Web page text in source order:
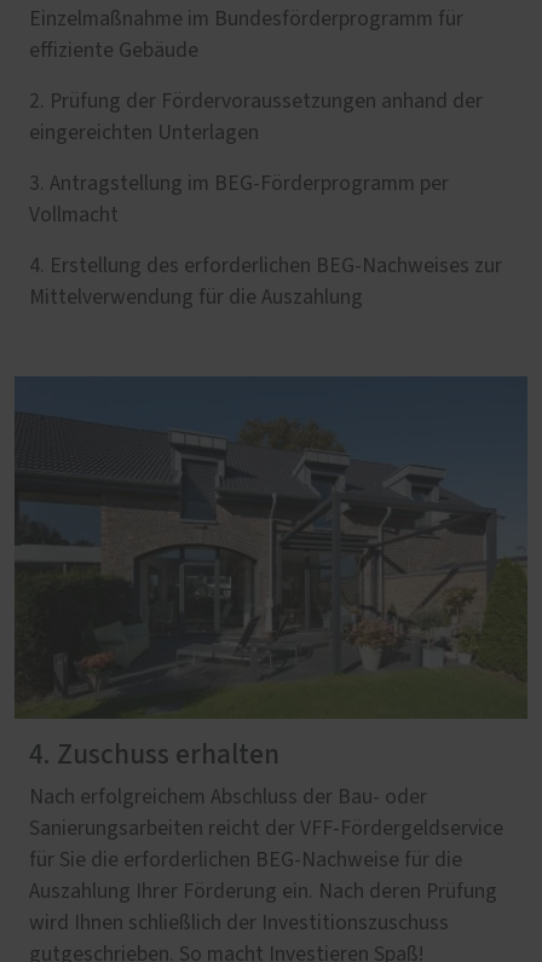
Einzelmaßnahme im Bundesförderprogramm für
effiziente Gebäude
2. Prüfung der Fördervoraussetzungen anhand der
eingereichten Unterlagen
3. Antragstellung im BEG-Förderprogramm per
Vollmacht
4. Erstellung des erforderlichen BEG-Nachweises zur
Mittelverwendung für die Auszahlung
4. Zuschuss erhalten
Nach erfolgreichem Abschluss der Bau- oder
Sanierungsarbeiten reicht der VFF-Fördergeldservice
für Sie die erforderlichen BEG-Nachweise für die
Auszahlung Ihrer Förderung ein. Nach deren Prüfung
wird Ihnen schließlich der Investitionszuschuss
gutgeschrieben. So macht Investieren Spaß!